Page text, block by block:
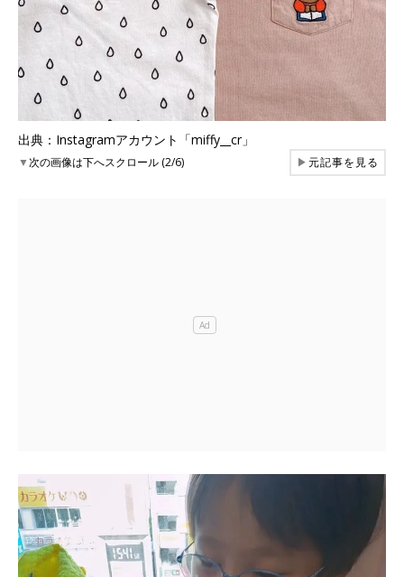
出典：Instagramアカウント「miffy__cr」
▼次の画像は下へスクロール (2/6) ▶元記事を見る